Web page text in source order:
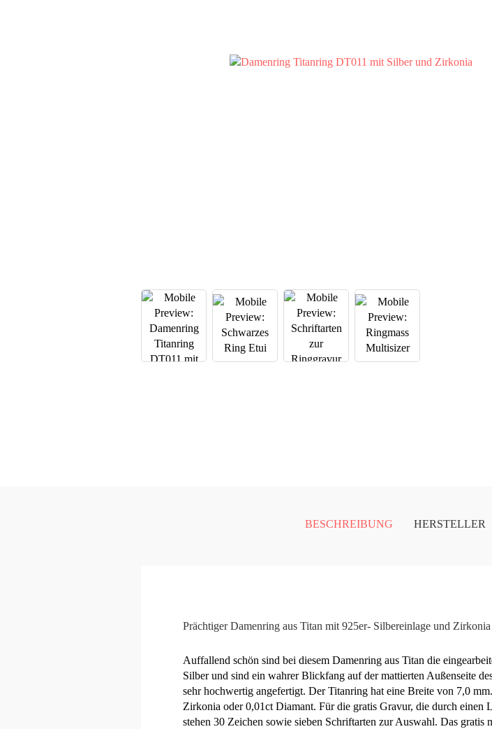
BESCHREIBUNG HERSTELLER
Prächtiger Damenring aus Titan mit 925er- Silbereinlage und
Auffallend schön sind bei diesem Damenring aus Titan die
Silber und sind ein wahrer Blickfang auf der mattierten Außenseite
sehr hochwertig angefertigt. Der Titanring hat eine Breite von 7,0
Zirkonia oder 0,01ct Diamant. Für die gratis Gravur, die durch einen
stehen 30 Zeichen sowie sieben Schriftarten zur Auswahl. Das